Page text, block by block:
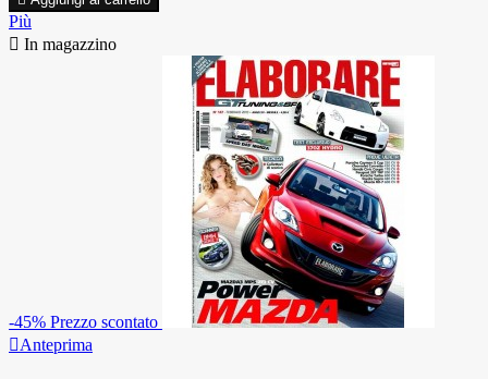
Più
 In magazzino
-45% Prezzo scontato
Anteprima